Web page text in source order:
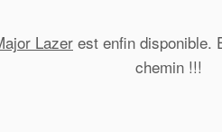
Lazer est enfin disponible.
chemin !!!